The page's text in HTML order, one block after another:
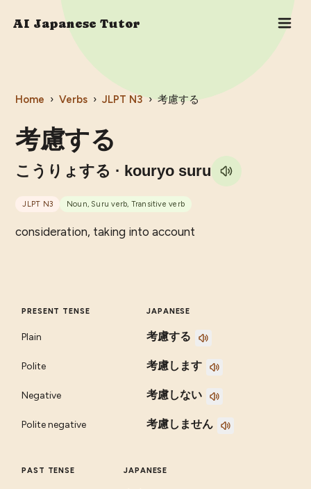
AI Japanese Tutor
Home › Verbs › JLPT N3 › 考慮する
考慮する
こうりょする · kouryo suru
JLPT N3 Noun, Suru verb, Transitive verb
consideration, taking into account
PRESENT TENSE JAPANESE
Plain 考慮する
Polite 考慮します
Negative 考慮しない
Polite negative 考慮しません
PAST TENSE JAPANESE